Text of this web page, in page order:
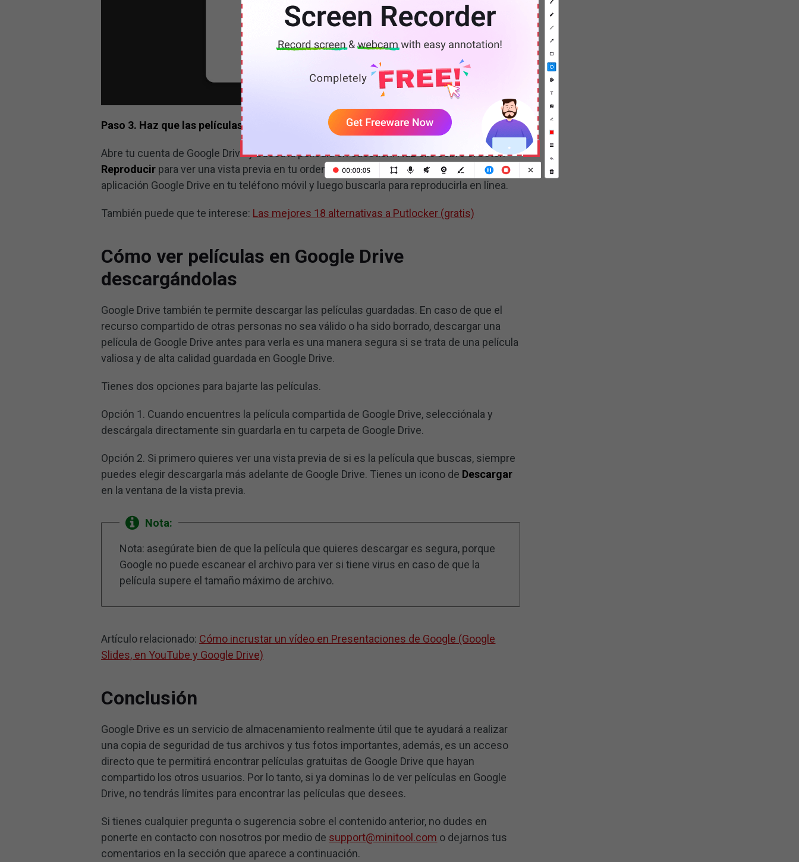
Paso 3. Haz que las películas de Google Drive se puedan ver en cualquier dispositivo.
Abre tu cuenta de Google Drive y busca la película en cuestión. Haz clic sobre el botón
Reproducir para ver una vista previa en tu ordenador. Como alternativa, puedes abrir la
aplicación Google Drive en tu teléfono móvil y luego buscarla para reproducirla en línea.
También puede que te interese: Las mejores 18 alternativas a Putlocker (gratis)
Cómo ver películas en Google Drive
descargándolas
Google Drive también te permite descargar las películas guardadas. En caso de que el
recurso compartido de otras personas no sea válido o ha sido borrado, descargar una
película de Google Drive antes para verla es una manera segura si se trata de una película
valiosa y de alta calidad guardada en Google Drive.
Tienes dos opciones para bajarte las películas.
Opción 1. Cuando encuentres la película compartida de Google Drive, selecciónala y
descárgala directamente sin guardarla en tu carpeta de Google Drive.
Opción 2. Si primero quieres ver una vista previa de si es la película que buscas, siempre
puedes elegir descargarla más adelante de Google Drive. Tienes un icono de Descargar
en la ventana de la vista previa.
Nota:
Nota: asegúrate bien de que la película que quieres descargar es segura, porque
Google no puede escanear el archivo para ver si tiene virus en caso de que la
película supere el tamaño máximo de archivo.
Artículo relacionado: Cómo incrustar un vídeo en Presentaciones de Google (Google
Slides, en YouTube y Google Drive)
Conclusión
Google Drive es un servicio de almacenamiento realmente útil que te ayudará a realizar
una copia de seguridad de tus archivos y tus fotos importantes, además, es un acceso
directo que te permitirá encontrar películas gratuitas de Google Drive que hayan
compartido los otros usuarios. Por lo tanto, si ya dominas lo de ver películas en Google
Drive, no tendrás límites para encontrar las películas que desees.
Si tienes cualquier pregunta o sugerencia sobre el contenido anterior, no dudes en
ponerte en contacto con nosotros por medio de support@minitool.com o dejarnos tus
comentarios en la sección que aparece a continuación.